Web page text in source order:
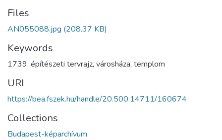
Files
AN055088.jpg (208.37 KB)
Keywords
1739, építészeti tervrajz, városháza, templom
URI
https://bea.fszek.hu/handle/20.500.14711/160674
Collections
Budapest-képarchívum